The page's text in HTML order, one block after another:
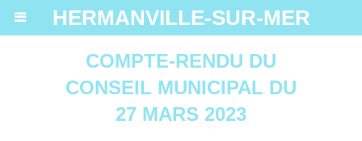
HERMANVILLE-SUR-MER
COMPTE-RENDU DU
CONSEIL MUNICIPAL DU
27 MARS 2023